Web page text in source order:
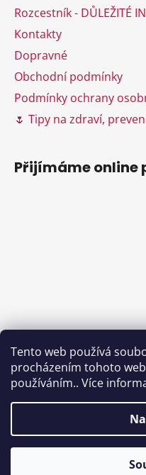
Tento web používá
procházením tohoto
používáním.. Více
Rozcestník - DŮLEŽITÉ
Kontakty
Dopravné
Obchodní podmínky
Podmínky ochrany
🌷 Tipy na zdraví,
Přijímáme online